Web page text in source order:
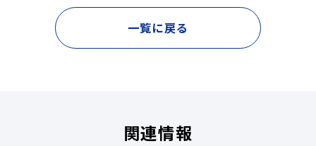
一覧に戻る
関連情報